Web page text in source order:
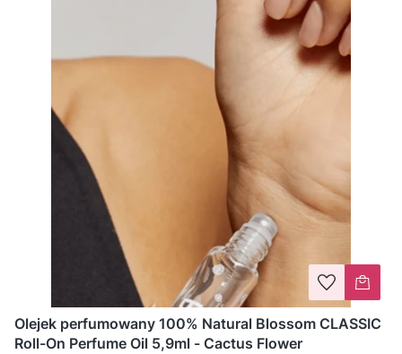
Olejek perfumowany 100% Natural Blossom CLASSIC
Roll-On Perfume Oil 5,9ml - Cactus Flower